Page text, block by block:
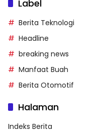
Label
Berita Teknologi
Headline
breaking news
Manfaat Buah
Berita Otomotif
Halaman
Indeks Berita